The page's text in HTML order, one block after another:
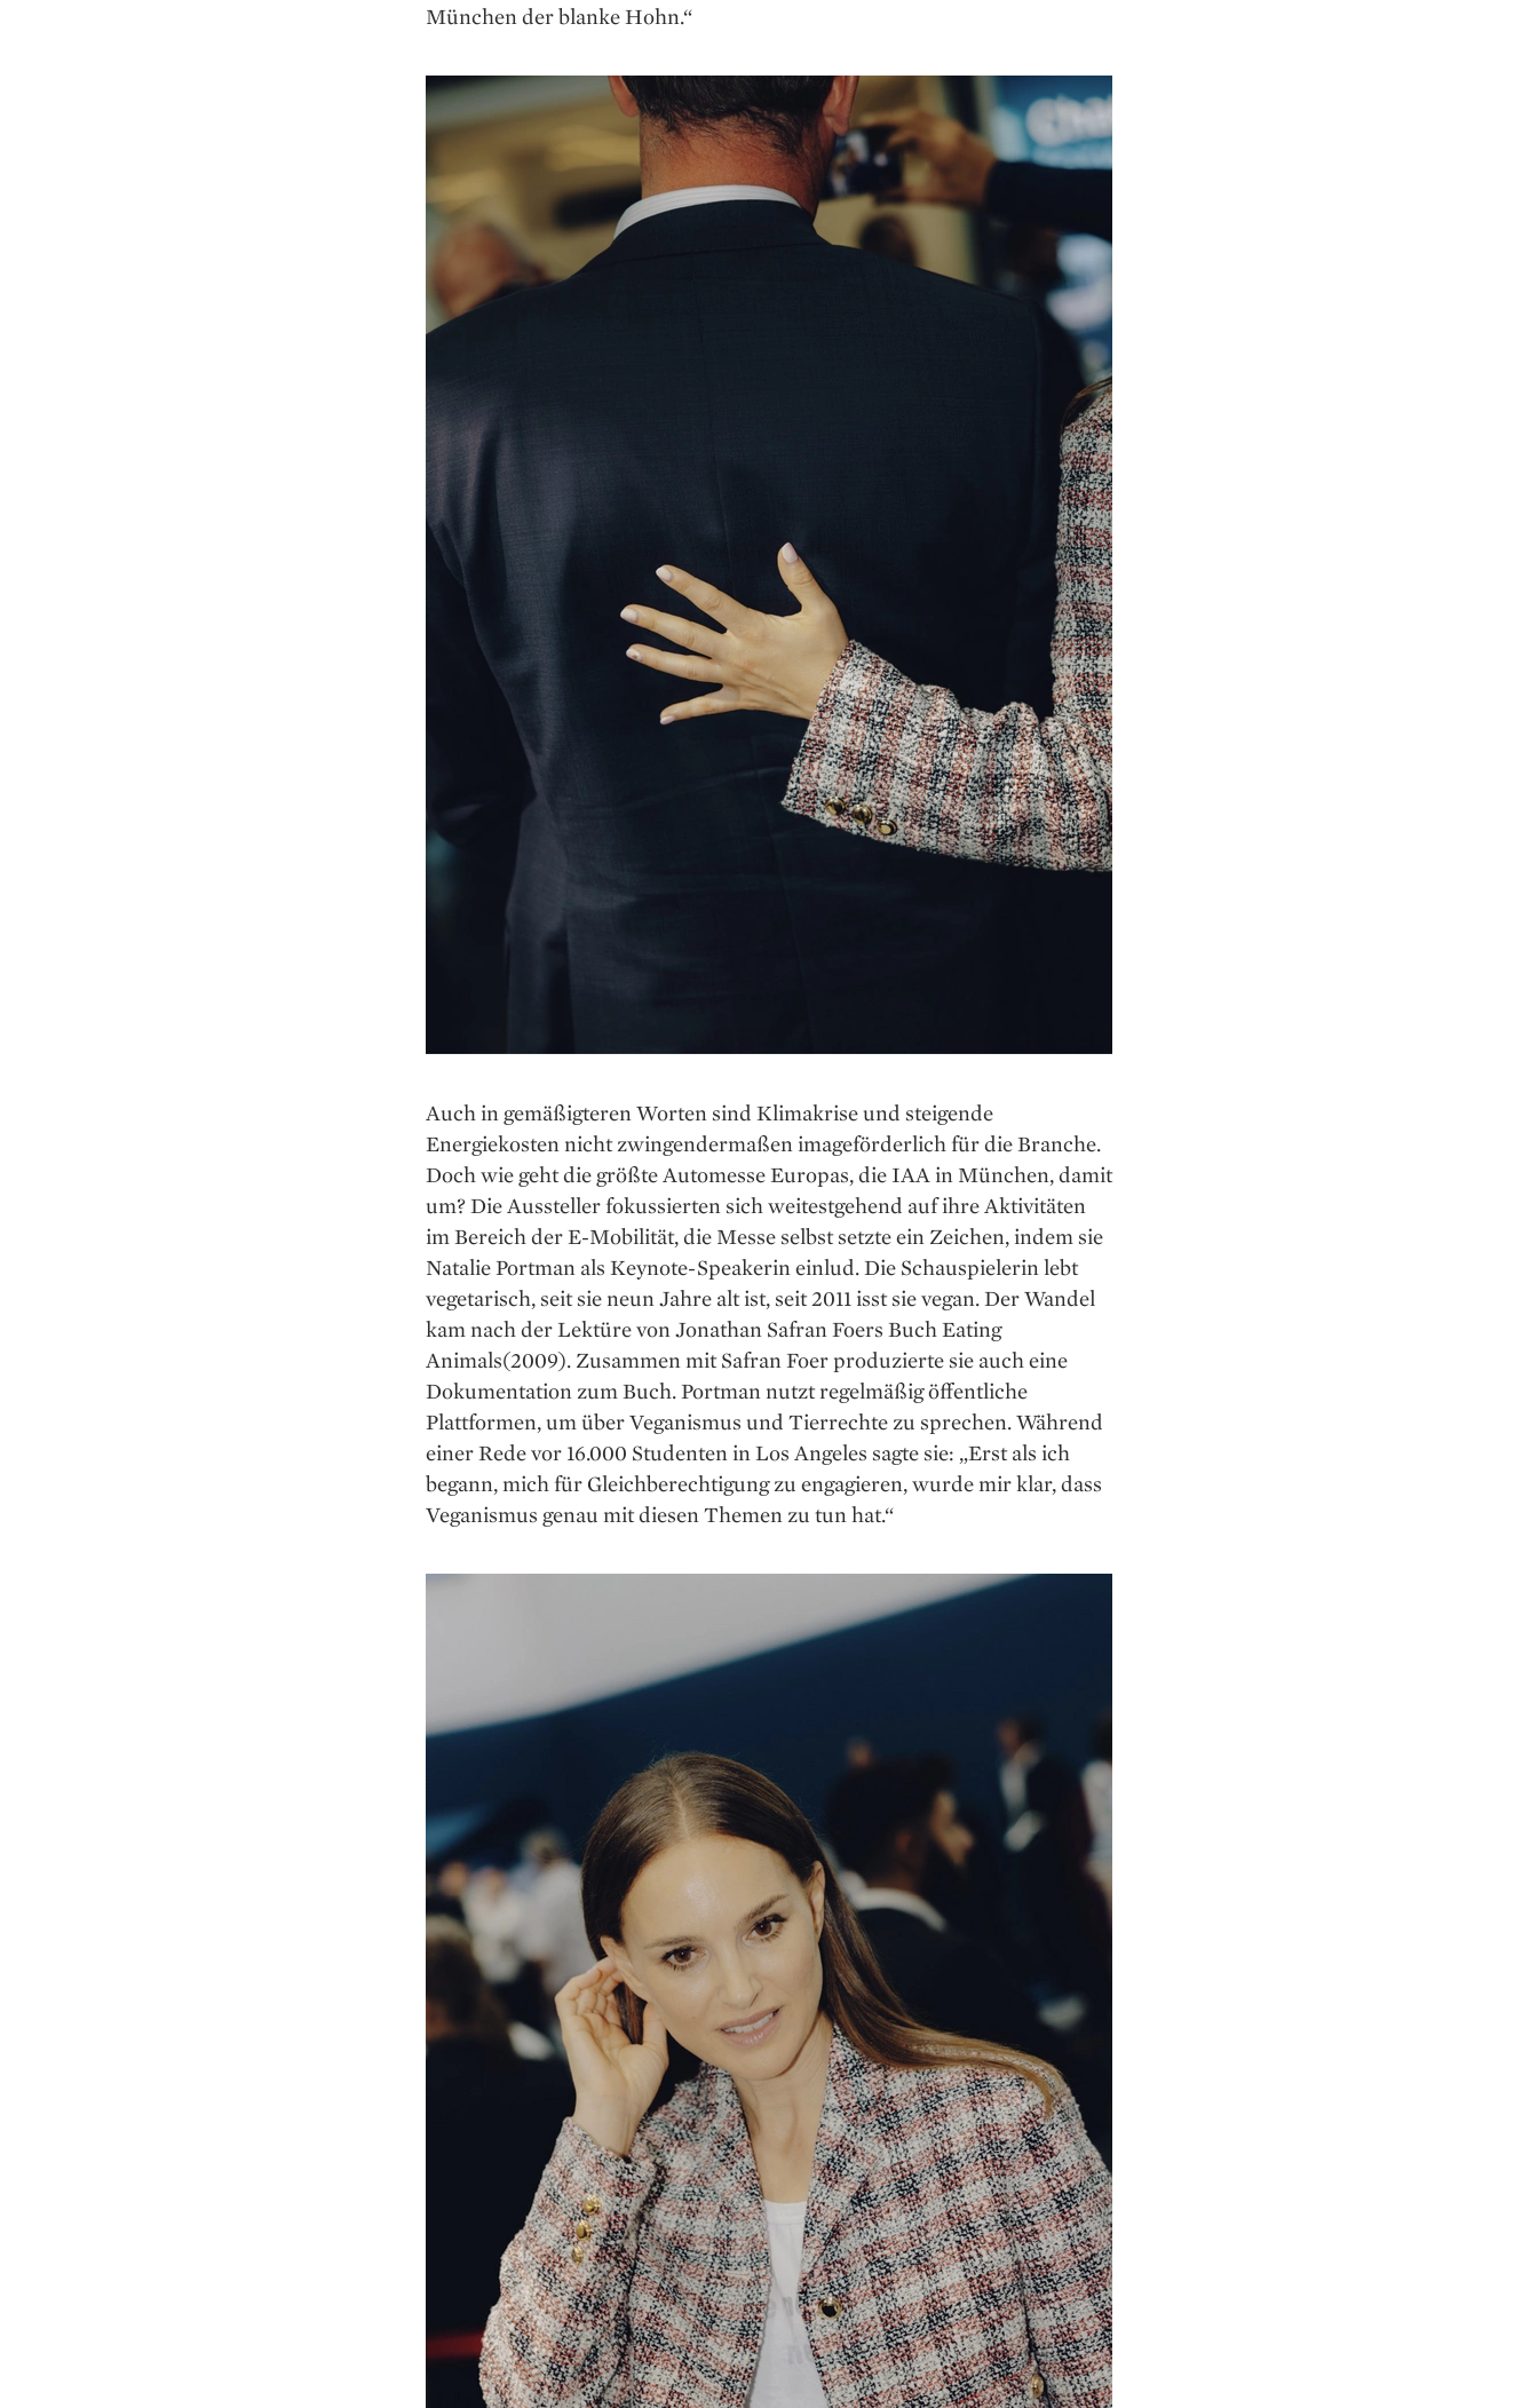
München der blanke Hohn.“
Auch in gemäßigteren Worten sind Klimakrise und steigende
Energiekosten nicht zwingendermaßen imageförderlich für die Branche.
Doch wie geht die größte Automesse Europas, die IAA in München, damit
um? Die Aussteller fokussierten sich weitestgehend auf ihre Aktivitäten
im Bereich der E-Mobilität, die Messe selbst setzte ein Zeichen, indem sie
Natalie Portman als Keynote-Speakerin einlud. Die Schauspielerin lebt
vegetarisch, seit sie neun Jahre alt ist, seit 2011 isst sie vegan. Der Wandel
kam nach der Lektüre von Jonathan Safran Foers Buch Eating
Animals(2009). Zusammen mit Safran Foer produzierte sie auch eine
Dokumentation zum Buch. Portman nutzt regelmäßig öffentliche
Plattformen, um über Veganismus und Tierrechte zu sprechen. Während
einer Rede vor 16.000 Studenten in Los Angeles sagte sie: „Erst als ich
begann, mich für Gleichberechtigung zu engagieren, wurde mir klar, dass
Veganismus genau mit diesen Themen zu tun hat.“